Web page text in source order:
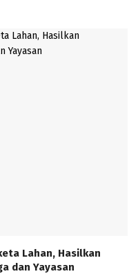
Lahan, Hasilkan
dan Yayasan